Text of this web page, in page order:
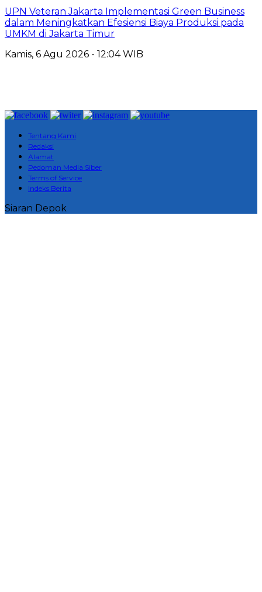
UPN Veteran Jakarta Implementasi Green Business
dalam Meningkatkan Efesiensi Biaya Produksi pada
UMKM di Jakarta Timur
Kamis, 6 Agu 2026 - 12:04 WIB
Tentang Kami
Redaksi
Alamat
Pedoman Media Siber
Terms of Service
Indeks Berita
Siaran Depok